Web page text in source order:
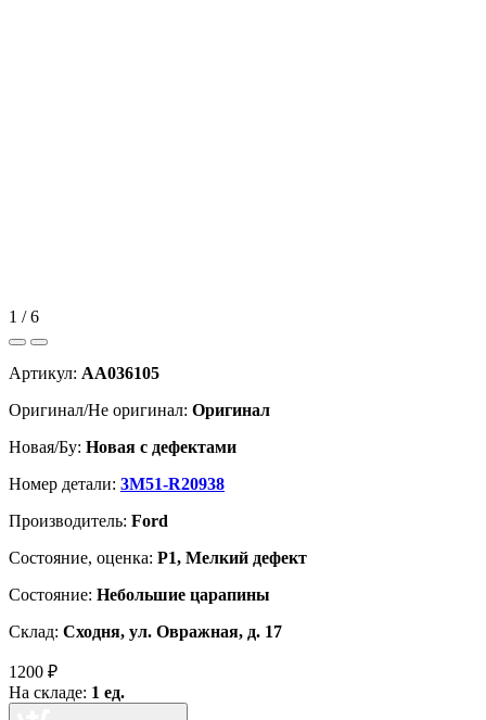
1 / 6
Артикул: AA036105
Оригинал/Не оригинал: Оригинал
Новая/Бу: Новая с дефектами
Номер детали: 3M51-R20938
Производитель: Ford
Cостояние, оценка: Р1, Мелкий дефект
Состояние: Небольшие царапины
Склад: Сходня, ул. Овражная, д. 17
1200 ₽
На складе: 1 ед.